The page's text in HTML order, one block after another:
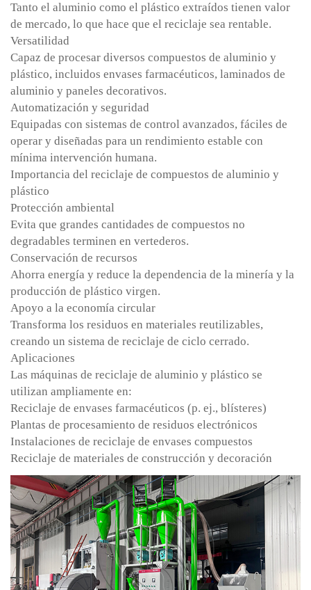
Tanto el aluminio como el plástico extraídos tienen valor
de mercado, lo que hace que el reciclaje sea rentable.
Versatilidad
Capaz de procesar diversos compuestos de aluminio y
plástico, incluidos envases farmacéuticos, laminados de
aluminio y paneles decorativos.
Automatización y seguridad
Equipadas con sistemas de control avanzados, fáciles de
operar y diseñadas para un rendimiento estable con
mínima intervención humana.
Importancia del reciclaje de compuestos de aluminio y
plástico
Protección ambiental
Evita que grandes cantidades de compuestos no
degradables terminen en vertederos.
Conservación de recursos
Ahorra energía y reduce la dependencia de la minería y la
producción de plástico virgen.
Apoyo a la economía circular
Transforma los residuos en materiales reutilizables,
creando un sistema de reciclaje de ciclo cerrado.
Aplicaciones
Las máquinas de reciclaje de aluminio y plástico se
utilizan ampliamente en:
Reciclaje de envases farmacéuticos (p. ej., blísteres)
Plantas de procesamiento de residuos electrónicos
Instalaciones de reciclaje de envases compuestos
Reciclaje de materiales de construcción y decoración